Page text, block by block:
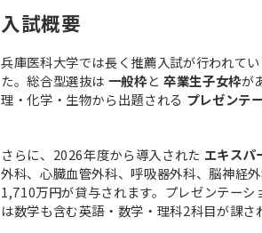
入試概要
兵庫医科大学では長く推薦入試が行われて
た。総合型選抜は 一般枠と 卒業生子女枠が
理・化学・生物から出題される プレゼンテ
さらに、2026年度から導入された エキスパ
外科、心臓血管外科、呼吸器外科、脳神経
1,710万円が貸与されます。プレゼンテー
は数学も含む英語・数学・理科2科目が課さ